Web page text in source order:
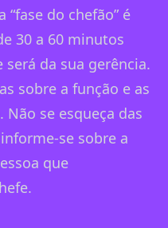
do chefão” é
30 a 60 minutos
da sua gerência.
sobre a função e as
se esqueça das
se sobre a
que